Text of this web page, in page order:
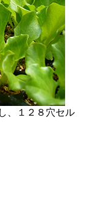
、１２８穴セル